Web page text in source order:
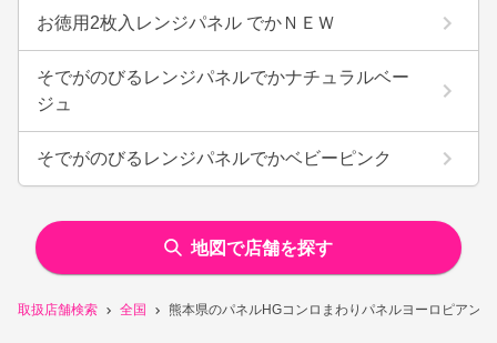
取扱店舗検索 全国 熊本県のパネルHGコンロまわりパネルヨーロピアン
お徳用2枚入レンジパネル でかＮＥＷ
そでがのびるレンジパネルでかナチュラルベー
ジュ
そでがのびるレンジパネルでかベビーピンク
地図で店舗を探す